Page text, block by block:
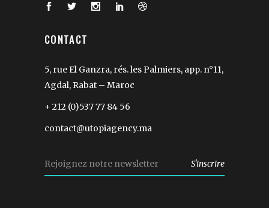
CONTACT
5, rue El Ganzra, rés. les Palmiers, app. n°11,
Agdal, Rabat – Maroc
+ 212 (0)537 77 84 56
contact@utopiagency.ma